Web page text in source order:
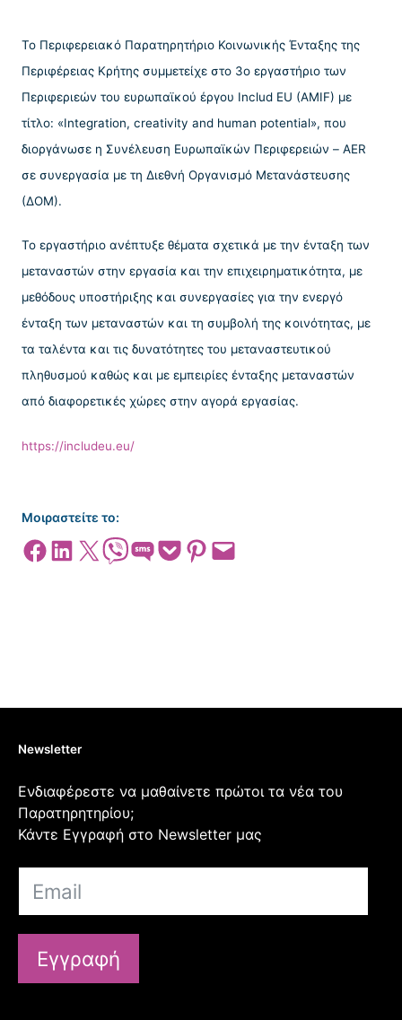
Το Περιφερειακό Παρατηρητήριο Κοινωνικής Ένταξης της
Περιφέρειας Κρήτης συμμετείχε στο 3ο εργαστήριο των
Περιφεριεών του ευρωπαϊκού έργου Includ EU (AMIF) με
τίτλο: «Integration, creativity and human potential», που
διοργάνωσε η Συνέλευση Ευρωπαϊκών Περιφερειών – AER
σε συνεργασία με τη Διεθνή Οργανισμό Μετανάστευσης
(ΔΟΜ).
Το εργαστήριο ανέπτυξε θέματα σχετικά με την ένταξη των
μεταναστών στην εργασία και την επιχειρηματικότητα, με
μεθόδους υποστήριξης και συνεργασίες για την ενεργό
ένταξη των μεταναστών και τη συμβολή της κοινότητας, με
τα ταλέντα και τις δυνατότητες του μεταναστευτικού
πληθυσμού καθώς και με εμπειρίες ένταξης μεταναστών
από διαφορετικές χώρες στην αγορά εργασίας.
https://includeu.eu/
Μοιραστείτε το:
Share on Facebook
Share on LinkedIn
Share on X Share on ViberShare on SMSShare on Pocket
Share on Pinterest
Email this Page
Newsletter
Ενδιαφέρεστε να μαθαίνετε πρώτοι τα νέα του
Παρατηρητηρίου;
Κάντε Εγγραφή στο Newsletter μας
Εγγραφή